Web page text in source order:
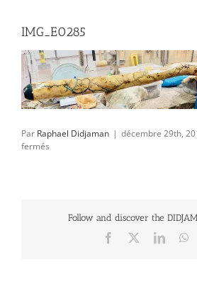
IMG_E0285
Par Raphael Didjaman | décembre 29th,
fermés
Follow and discover the
Facebook